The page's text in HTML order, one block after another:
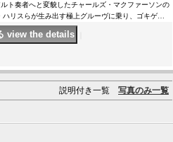
ト奏者へと変貌したチャールズ・マクファーソンの
リスらが生み出す極上グルーヴに乗り、ゴキゲ…
説明付き一覧 写真のみ一覧